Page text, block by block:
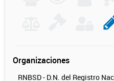
Organizaciones
RNBSD - D.N. del Registro